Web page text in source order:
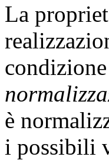
La
è
i possibili